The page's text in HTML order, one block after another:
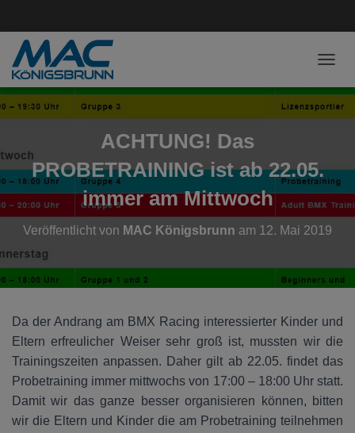
ACHTUNG! Das
PROBETRAINING ist ab 22.05.
immer am Mittwoch
Veröffentlicht von MAC Königsbrunn am 12. Mai 2019
Da der Andrang am BMX Racing interessierter Kinder und
Eltern erfreulicher Weiser sehr groß ist, mussten wir die
Trainingszeiten anpassen. Daher gilt ab 22.05. findet das
Probetraining immer mittwochs von 17:00 – 18:00 Uhr statt.
Damit wir das ganze besser organisieren können, bitten
wir die Eltern und Kinder die am Probetraining teilnehmen